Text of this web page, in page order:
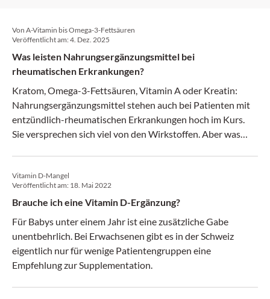
Von A-Vitamin bis Omega-3-Fettsäuren
Veröffentlicht am:4. Dez. 2025
Was leisten Nahrungsergänzungsmittel bei
rheumatischen Erkrankungen?
Kratom, Omega-3-Fettsäuren, Vitamin A oder Kreatin:
Nahrungsergänzungsmittel stehen auch bei Patienten mit
entzündlich-rheumatischen Erkrankungen hoch im Kurs.
Sie versprechen sich viel von den Wirkstoffen. Aber was
Vitamin D-Mangel
Veröffentlicht am: 18. Mai 2022
Brauche ich eine Vitamin D-Ergänzung?
Für Babys unter einem Jahr ist eine zusätzliche Gabe
unentbehrlich. Bei Erwachsenen gibt es in der Schweiz
eigentlich nur für wenige Patientengruppen eine
Empfehlung zur Supplementation.